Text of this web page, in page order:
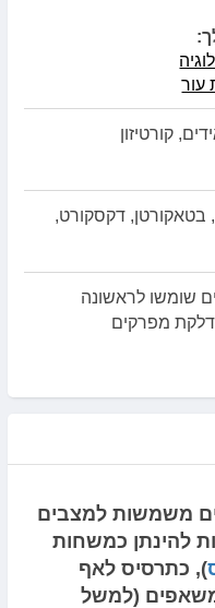
קורטיזון
בטאקורטן, דקסקורט,
שומשו לראשונה
בדלקת מפרקים
משמשות למצבים
להינתן כמשחות
), כתרסיס לאף
(למשל